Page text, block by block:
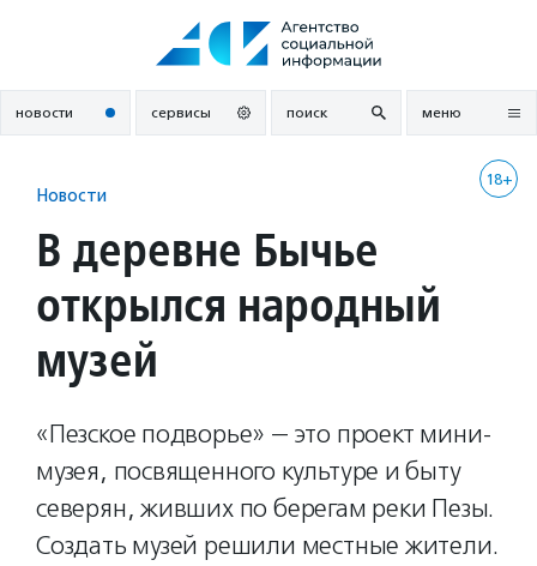
новости сервисы поиск меню
18+
Новости
В деревне Бычье
открылся народный
музей
«Пезское подворье» — это проект мини-
музея, посвященного культуре и быту
северян, живших по берегам реки Пезы.
Создать музей решили местные жители.